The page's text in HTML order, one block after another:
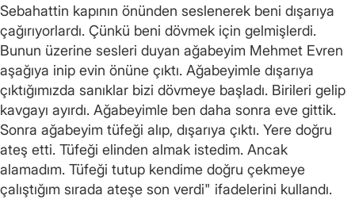
Sebahattin kapının önünden seslenerek beni dışarıya
çağırıyorlardı. Çünkü beni dövmek için gelmişlerdi.
Bunun üzerine sesleri duyan ağabeyim Mehmet Evren
aşağıya inip evin önüne çıktı. Ağabeyimle dışarıya
çıktığımızda sanıklar bizi dövmeye başladı. Birileri gelip
kavgayı ayırdı. Ağabeyimle ben daha sonra eve gittik.
Sonra ağabeyim tüfeği alıp, dışarıya çıktı. Yere doğru
ateş etti. Tüfeği elinden almak istedim. Ancak
alamadım. Tüfeği tutup kendime doğru çekmeye
çalıştığım sırada ateşe son verdi" ifadelerini kullandı.